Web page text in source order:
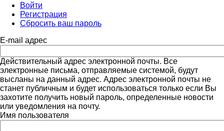
Главные
вкладки
Войти
Регистрация
вкладка)
Сбросить ваш пароль
E-mail адрес
Действительный адрес электронной почты. Все
электронные письма, отправляемые системой, будут
высланы на данный адрес. Адрес электронной почты не
станет публичным и будет использоваться только если Вы
захотите получить новый пароль, определенные новости
или уведомления на почту.
Имя пользователя